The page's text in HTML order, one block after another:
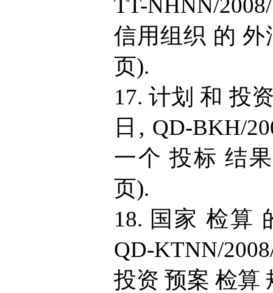
TT-NHNN/
信用组织 的 外
页).
17. 计划 和 投
日, QD-BKH/
一个 投标 结
页).
18. 国家 检算
QD-KTNN/
投资 预案 检算